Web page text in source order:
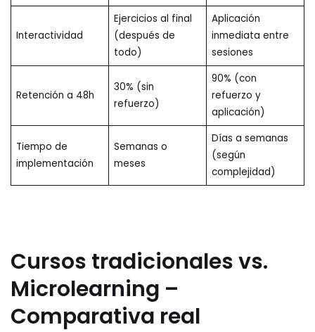
Interactividad
Ejercicios al final
(después de
todo)
Aplicación
inmediata entre
sesiones
Retención a 48h
30% (sin
refuerzo)
90% (con
refuerzo y
aplicación)
Tiempo de
implementación
Semanas o
meses
Días a semanas
(según
complejidad)
Cursos tradicionales vs.
Microlearning –
Comparativa real